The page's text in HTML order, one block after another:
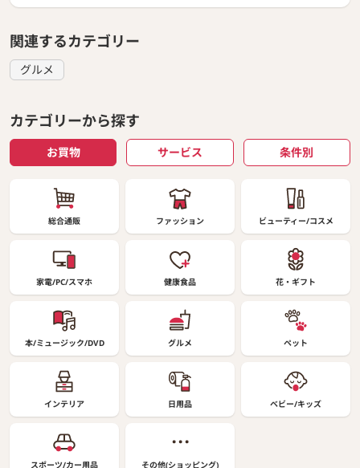
関連するカテゴリー
グルメ
カテゴリーから探す
お買物 サービス 条件別
総合通販 ファッション ビューティー/コスメ
家電/PC/スマホ 健康食品 花・ギフト
本/ミュージック/DVD グルメ ペット
インテリア 日用品 ベビー/キッズ
スポーツ/カー用品 その他(ショッピング)